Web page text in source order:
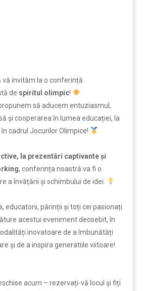
invităm la o conferință
de spiritul olimpic!
să aducem entuziasmul,
și cooperarea în lumea educației, la
cadrul Jocurilor Olimpice!
la prezentări captivante și
, conferința noastră va fi o
a învățării și schimbului de idei.
educatorii, părinții și toți cei pasionați
acestui eveniment deosebit, în
inovatoare de a îmbunătăți
și de a inspira generatiile viitoare!
acum – rezervați-vă locul și fiți